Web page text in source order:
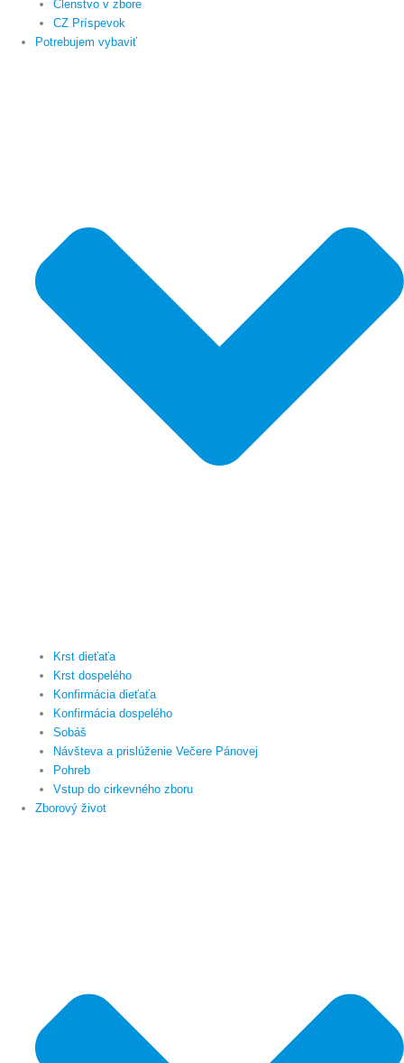
Členstvo v zbore
CZ Príspevok
Potrebujem vybaviť
Krst dieťaťa
Krst dospelého
Konfirmácia dieťaťa
Konfirmácia dospelého
Sobáš
Návšteva a prislúženie Večere Pánovej
Pohreb
Vstup do cirkevného zboru
Zborový život